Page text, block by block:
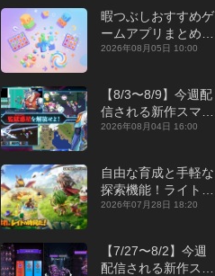
暇つぶしおすすめゲ
ームアプリまとめ｜
オフライン対応あり
2026年08月05日 10:00
【8/3〜8/9】今週配
信される新作スマホ
ゲームをまとめてお
2026年08月04日 16:00
自由な育成と手軽な
探索機能！ライトカ
ジュアルMMORPG
P】
2026年07月28日 18:20
【7/27〜8/2】今週
配信される新作スマ